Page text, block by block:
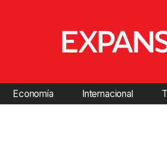
Economía Internacional